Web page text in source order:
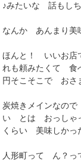
♪みたいな 話もしち
なんか あんまり美
ほんと！ いいお店
れも頼みたくて 食
円そこそこで おさ
炭焼きメインなの
い とは おっしゃ
くらい 美味しかっ
人形町って ん？っ